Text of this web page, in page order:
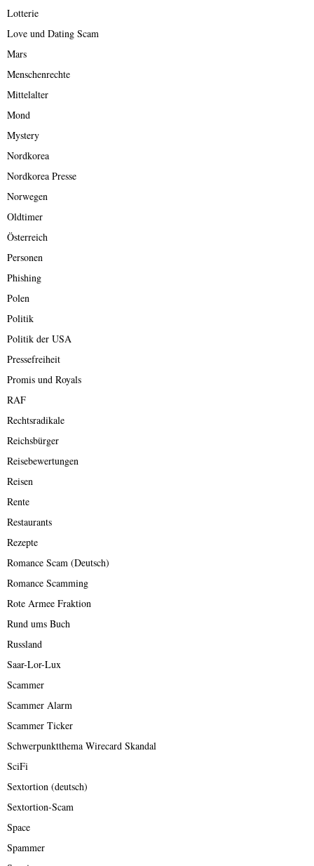
Lotterie
Love und Dating Scam
Mars
Menschenrechte
Mittelalter
Mond
Mystery
Nordkorea
Nordkorea Presse
Norwegen
Oldtimer
Österreich
Personen
Phishing
Polen
Politik
Politik der USA
Pressefreiheit
Promis und Royals
RAF
Rechtsradikale
Reichsbürger
Reisebewertungen
Reisen
Rente
Restaurants
Rezepte
Romance Scam (Deutsch)
Romance Scamming
Rote Armee Fraktion
Rund ums Buch
Russland
Saar-Lor-Lux
Scammer
Scammer Alarm
Scammer Ticker
Schwerpunktthema Wirecard Skandal
SciFi
Sextortion (deutsch)
Sextortion-Scam
Space
Spammer